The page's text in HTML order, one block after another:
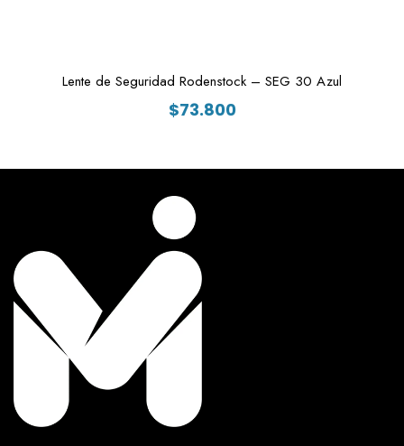
Lente de Seguridad Rodenstock – SEG 30 Azul
$73.800